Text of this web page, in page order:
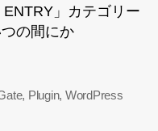
ENTRY」カテゴリー
の間にか
, Plugin, WordPress